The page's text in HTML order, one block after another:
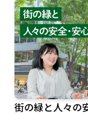
街の緑と人々の